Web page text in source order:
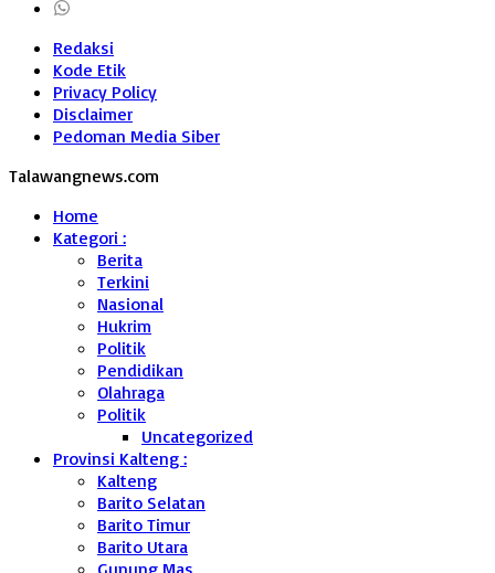
Redaksi
Kode Etik
Privacy Policy
Disclaimer
Pedoman Media Siber
Talawangnews.com
Home
Kategori :
Berita
Terkini
Nasional
Hukrim
Politik
Pendidikan
Olahraga
Politik
Uncategorized
Provinsi Kalteng :
Kalteng
Barito Selatan
Barito Timur
Barito Utara